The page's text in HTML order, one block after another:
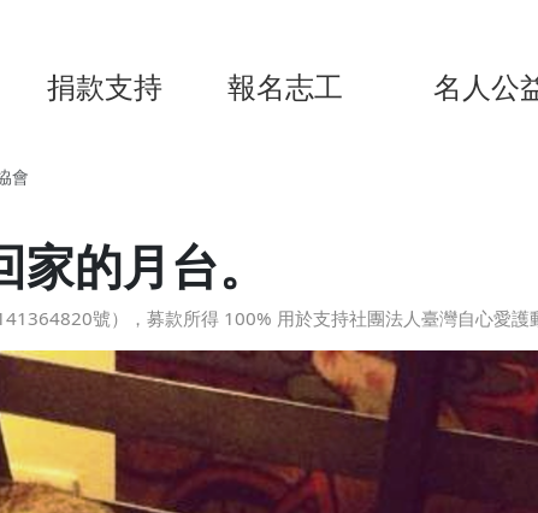
捐款支持 報名志工 名人公
會
的月台。
號），募款所得 100% 用於支持社團法人臺灣自心愛護